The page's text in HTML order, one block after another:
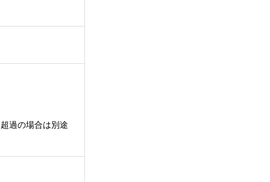
過の場合は別途